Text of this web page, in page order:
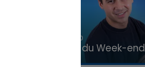
La Team du Week-end